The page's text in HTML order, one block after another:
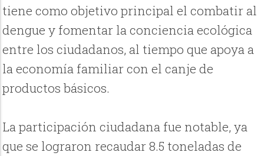
tiene como objetivo principal el combatir al
dengue y fomentar la conciencia ecológica
entre los ciudadanos, al tiempo que apoya a
la economía familiar con el canje de
productos básicos.
La participación ciudadana fue notable, ya
que se lograron recaudar 8.5 toneladas de